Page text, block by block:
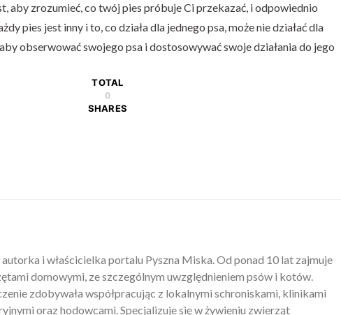
aby zrozumieć, co twój pies próbuje Ci przekazać, i odpowiednio
pies jest inny i to, co działa dla jednego psa, może nie działać dla
obserwować swojego psa i dostosowywać swoje działania do jego
TOTAL
0
SHARES
i właścicielka portalu Pyszna Miska. Od ponad 10 lat zajmuje
domowymi, ze szczególnym uwzględnieniem psów i kotów.
zdobywała współpracując z lokalnymi schroniskami, klinikami
oraz hodowcami. Specjalizuje się w żywieniu zwierząt